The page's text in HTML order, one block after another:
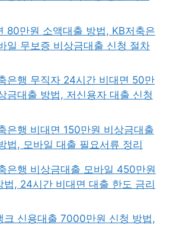
80만원 소액대출 방법, KB저축은
일 무보증 비상금대출 신청 절차
은행 무직자 24시간 비대면 50만
금대출 방법, 저신용자 대출 신청
은행 비대면 150만원 비상금대출
법, 모바일 대출 필요서류 정리
은행 비상금대출 모바일 450만원
법, 24시간 비대면 대출 한도 금리
크 신용대출 7000만원 신청 방법,